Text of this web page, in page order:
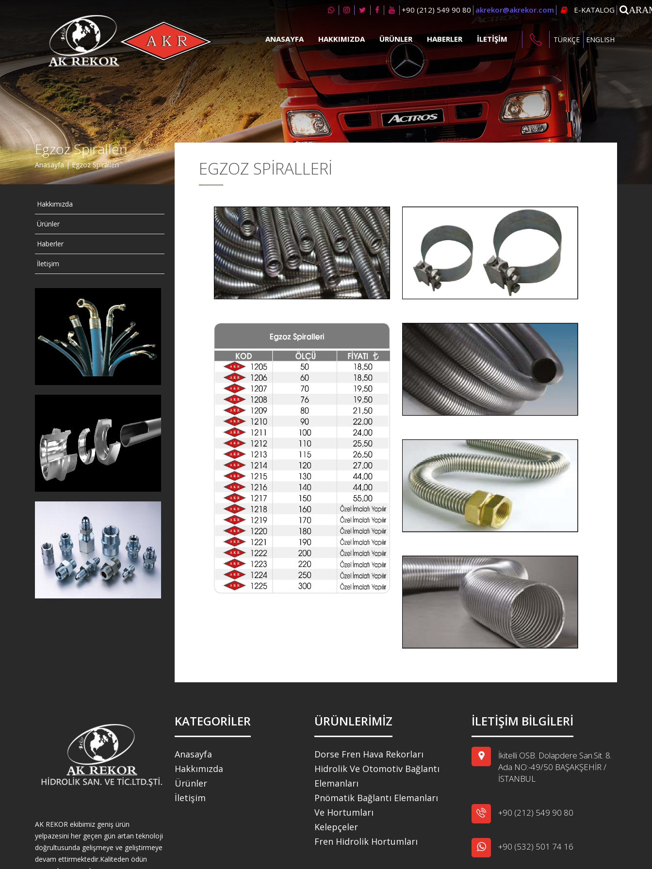
+90 (212) 549 90 80 akrekor@akrekor.com E-KATALOG
TÜRKÇE ENGLISH
İLETIŞIM
HABERLER
ÜRÜNLER
HAKKIMIZDA
ANASAYFA
Egzoz Spiralleri
Anasayfa | Egzoz Spiralleri
Hakkımızda
Ürünler
Haberler
İletişim
EGZOZ SPIRALLERI
AK REKOR ekibimiz geniş ürün
yelpazesini her geçen gün artan teknoloji
doğrultusunda gelişmeye ve geliştirmeye
devam ettirmektedir.Kaliteden ödün
KATEGORİLER
Anasayfa
Hakkımızda
Ürünler
İletişim
ÜRÜNLERİMİZ
Dorse Fren Hava Rekorları
Hidrolik Ve Otomotiv Bağlantı
Elemanları
Pnömatik Bağlantı Elemanları
Ve Hortumları
Kelepçeler
Fren Hidrolik Hortumları
İLETİŞİM BİLGİLERİ
İkitelli OSB. Dolapdere San.Sit. 8.
Ada NO:-49/50 BAŞAKŞEHİR /
İSTANBUL
+90 (212) 549 90 80
+90 (532) 501 74 16